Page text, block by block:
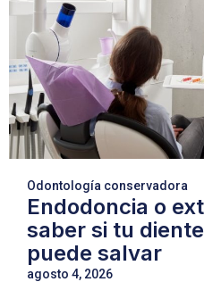
Odontología conservadora
Endodoncia o
saber si tu
puede salvar
agosto 4, 2026